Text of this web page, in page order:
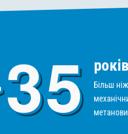
Більш